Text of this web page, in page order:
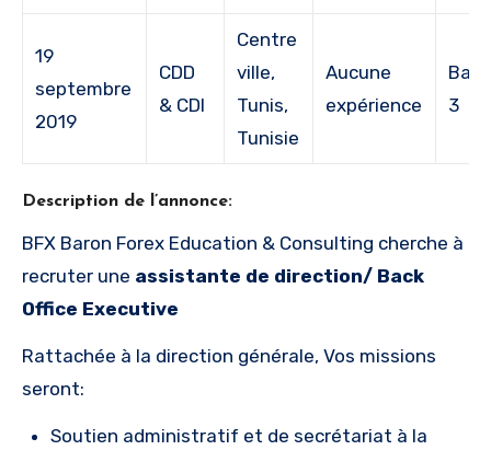
19
septembre
2019
CDD
& CDI
Centre
ville,
Tunis,
Tunisie
Aucune
expérience
Bac
3
Description de l’annonce:
BFX Baron Forex Education & Consulting cherche à
recruter une assistante de direction/ Back
Office Executive
Rattachée à la direction générale, Vos missions
seront:
Soutien administratif et de secrétariat à la